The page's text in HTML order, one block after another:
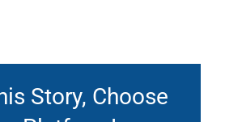
Story, Choose